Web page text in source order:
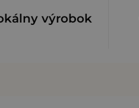
výrobok